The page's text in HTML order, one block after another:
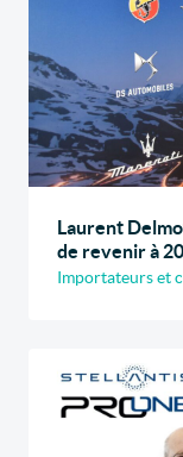
Laurent
de revenir à
Importateurs et